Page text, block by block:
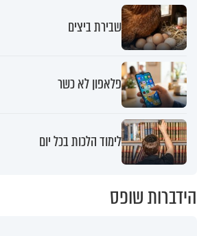
שבירת ביצים
פלאפון לא כשר
לימוד הלכות בכל יום
הידברות שופס